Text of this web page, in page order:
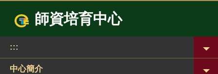
要
內
容
區
師資培育中心
:::
中心簡介